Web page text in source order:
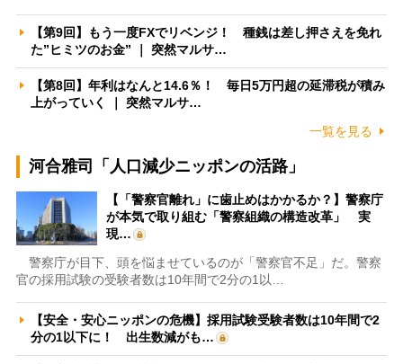
【第9回】もう一度FXでリベンジ！ 種銭は差し押さえを免れ
た”ヒミツのお金” ｜ 突然マルサ…
【第8回】年利はなんと14.6％！ 毎日5万円超の延滞税が積み
上がっていく ｜ 突然マルサ…
一覧を見る
河合雅司「人口減少ニッポンの活路」
【「警察官離れ」に歯止めはかかるか？】警察庁
が本気で取り組む「警察組織の構造改革」 実
現…
警察庁が目下、頭を悩ませているのが「警察官不足」だ。警察
官の採用試験の受験者数は10年間で2分の1以…
【安全・安心ニッポンの危機】採用試験受験者数は10年間で2
分の1以下に！ 出生数減がも…